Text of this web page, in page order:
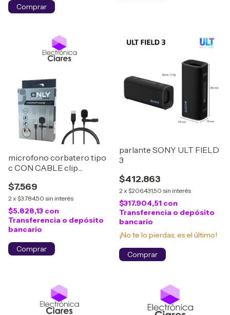
microfono corbatero tipo
c CON CABLE clip
$7.569
2 x $3.784,50 sin interés
$5.828,13 con
Transferencia o depósito
bancario
parlante SONY ULT FIELD
3
$412.863
2 x $206.431,50 sin interés
$317.904,51 con
Transferencia o depósito
bancario
¡No te lo pierdas, es el último!